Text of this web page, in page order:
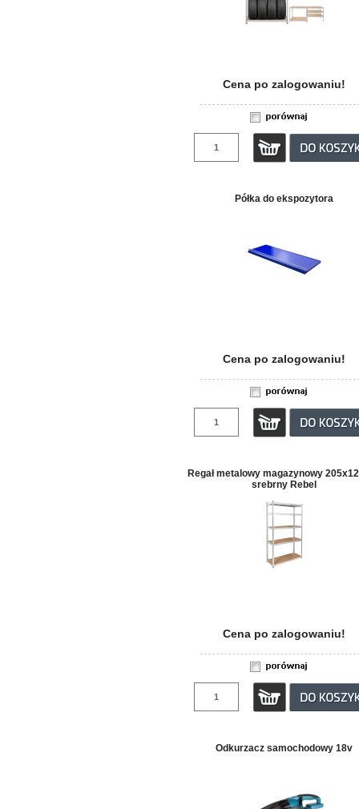
Cena po zalogowaniu!
Półka do ekspozytora
Cena po zalogowaniu!
Regał metalowy magazynowy
srebrny Rebel
Cena po zalogowaniu!
Odkurzacz samochodowy 18v